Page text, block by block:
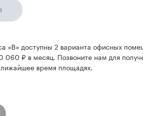
«B» доступны 2 варианта офисных
₽ в месяц. Позвоните нам для
время площадях.